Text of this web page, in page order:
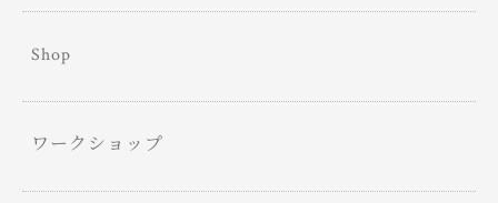
Shop
ワークショップ